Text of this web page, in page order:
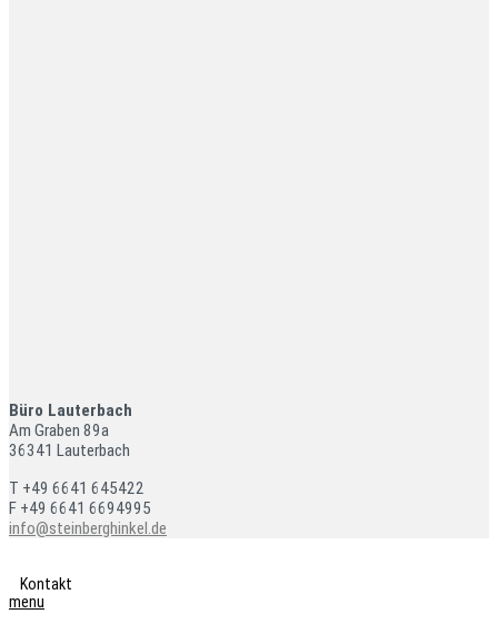
Büro Lauterbach
Am Graben 89a
36341 Lauterbach
T +49 6641 645422
F +49 6641 6694995
info@steinberghinkel.de
Kontakt
menu